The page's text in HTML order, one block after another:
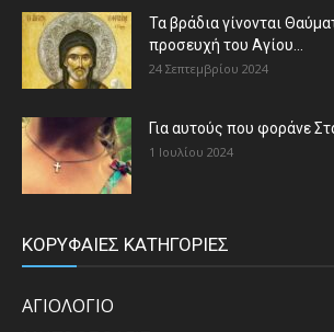
Τα βράδια γίνονται
προσευχή του Αγίου...
24 Σεπτεμβρίου 2024
Για αυτούς που φοράνε
1 Ιουλίου 2024
ΚΟΡΥΦΑΙΕΣ ΚΑΤΗΓΟΡΙΕΣ
ΑΓΙΟΛΟΓΙΟ